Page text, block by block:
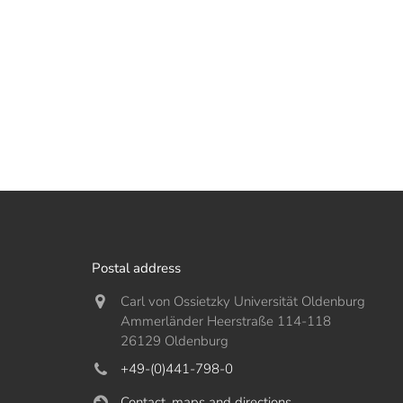
Postal address
Carl von Ossietzky Universität Oldenburg
Ammerländer Heerstraße 114-118
26129 Oldenburg
+49-(0)441-798-0